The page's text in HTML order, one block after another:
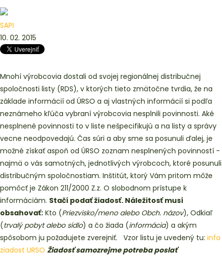
SAPI
10. 02. 2015
Mnohí výrobcovia dostali od svojej regionálnej distribučnej
spoločnosti listy (RDS), v ktorých tieto zmätočne tvrdia, že na
základe informácií od ÚRSO a aj vlastných informácií si podľa
neznámeho kľúča vybraní výrobcovia nesplnili povinnosti. Aké
nesplnené povinnosti to v liste nešpecifikujú a na listy a správy
vecne neodpovedajú. Čas súri a aby sme sa posunuli ďalej, je
možné získať aspoň od ÚRSO zoznam nesplnených povinností -
najmä o vás samotných, jednotlivých výrobcoch, ktoré posunuli
distribučným spoločnostiam. Inštitút, ktorý Vám pritom môže
pomôcť je Zákon 211/2000 Z.z. O slobodnom prístupe k
informáciám. Stačí podať žiadosť. Náležitosť musí
obsahovať: Kto (Priezvisko/meno alebo Obch. názov), Odkiaľ
(trvalý pobyt alebo sídlo) a čo žiada (informácia) a akým
spôsobom ju požadujete zverejniť. Vzor listu je uvedený tu: info
ziadost URSO Žiadosť samozrejme potreba poslať